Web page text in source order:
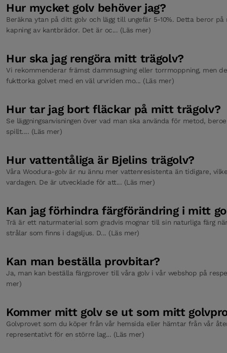
Hur mycket golv behöver jag?
Beräkna ytan på ditt golv och lägg till ungefär 5-10%. Detta beror på
kapning av kantbrädor. Det är oc... (Läs mer)
Hur ska jag rengöra mitt trägolv?
Vi rekommenderar främst dammsugning eller torrmoppning, men
fukttorka golvet med en väl urvriden mo... (Läs mer)
Hur tar jag bort fläckar på mitt trägolv?
Se läggningsanvisningen över vad man ska använda för metod,
spillt.... (Läs mer)
Hur vattentåliga är Bjelins trägolv?
Våra Woodura-golv är nu ännu mer vattenresistenta än tidigare,
vardagen. De är utvecklade för att... (Läs mer)
Kan jag förhindra färgförändring i mitt
Trä är ett naturmaterial som gradvis mognar till sin naturliga färg
strålar som finns i dagsljus. D... (Läs mer)
Kan man beställa provbitar?
Ja, man kan beställa färgprover till våra golv i vår webshop på
mer)
Kommer mitt golv se ut som mitt
Golvprovet som du köper från vår hemsida eller hämtar från vår
representativt för en större lag... (Läs mer)